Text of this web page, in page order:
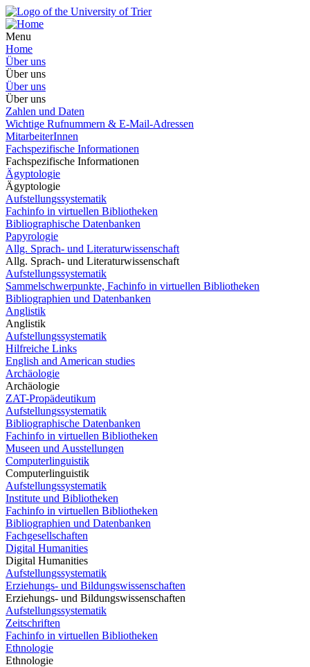
Menu
Home
Über uns
Über uns
Über uns
Über uns
Zahlen und Daten
Wichtige Rufnummern & E-Mail-Adressen
MitarbeiterInnen
Fachspezifische Informationen
Fachspezifische Informationen
Ägyptologie
Ägyptologie
Aufstellungssystematik
Fachinfo in virtuellen Bibliotheken
Bibliographische Datenbanken
Papyrologie
Allg. Sprach- und Literaturwissenschaft
Allg. Sprach- und Literaturwissenschaft
Aufstellungssystematik
Sammelschwerpunkte, Fachinfo in virtuellen Bibliotheken
Bibliographien und Datenbanken
Anglistik
Anglistik
Aufstellungssystematik
Hilfreiche Links
English and American studies
Archäologie
Archäologie
ZAT-Propädeutikum
Aufstellungssystematik
Bibliographische Datenbanken
Fachinfo in virtuellen Bibliotheken
Museen und Ausstellungen
Computerlinguistik
Computerlinguistik
Aufstellungssystematik
Institute und Bibliotheken
Fachinfo in virtuellen Bibliotheken
Bibliographien und Datenbanken
Fachgesellschaften
Digital Humanities
Digital Humanities
Aufstellungssystematik
Erziehungs- und Bildungswissenschaften
Erziehungs- und Bildungswissenschaften
Aufstellungssystematik
Zeitschriften
Fachinfo in virtuellen Bibliotheken
Ethnologie
Ethnologie